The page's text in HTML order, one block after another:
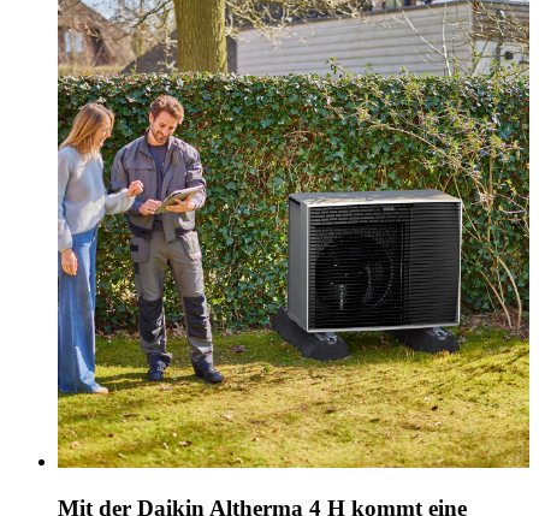
Mit der Daikin Altherma 4 H kommt eine